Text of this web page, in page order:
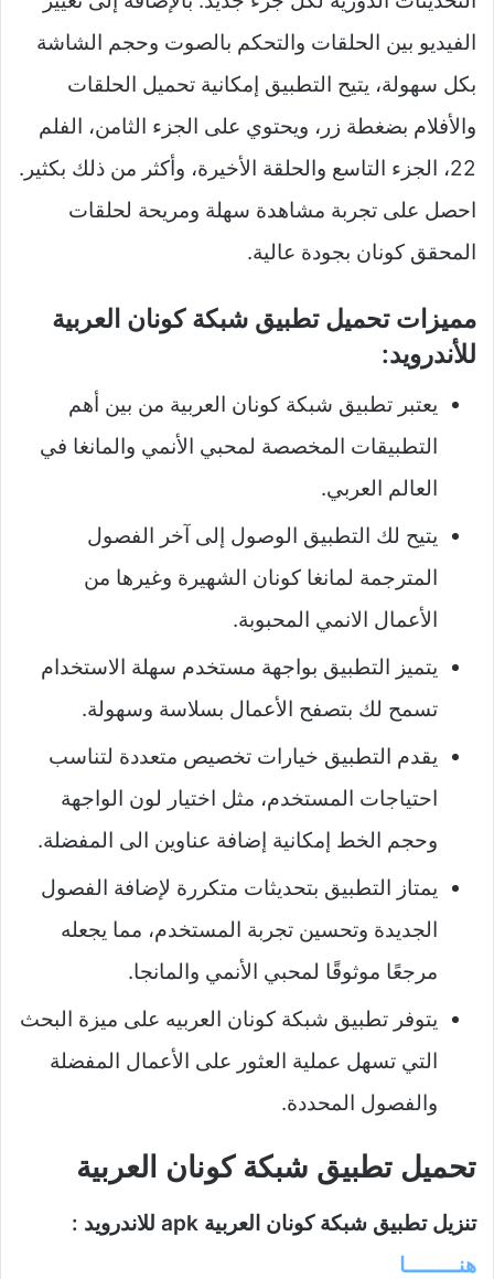
الفيديو بين الحلقات والتحكم بالصوت وحجم الشاشة
بكل سهولة، يتيح التطبيق إمكانية تحميل الحلقات
والأفلام بضغطة زر، ويحتوي على الجزء الثامن، الفلم
22، الجزء التاسع والحلقة الأخيرة، وأكثر من ذلك بكثير.
احصل على تجربة مشاهدة سهلة ومريحة لحلقات
المحقق كونان بجودة عالية.
مميزات تحميل تطبيق شبكة كونان العربية
للأندرويد:
يعتبر تطبيق شبكة كونان العربية من بين أهم
التطبيقات المخصصة لمحبي الأنمي والمانغا في
العالم العربي.
يتيح لك التطبيق الوصول إلى آخر الفصول
المترجمة لمانغا كونان الشهيرة وغيرها من
الأعمال الانمي المحبوبة.
يتميز التطبيق بواجهة مستخدم سهلة الاستخدام
تسمح لك بتصفح الأعمال بسلاسة وسهولة.
يقدم التطبيق خيارات تخصيص متعددة لتناسب
احتياجات المستخدم، مثل اختيار لون الواجهة
وحجم الخط إمكانية إضافة عناوين الى المفضلة.
يمتاز التطبيق بتحديثات متكررة لإضافة الفصول
الجديدة وتحسين تجربة المستخدم، مما يجعله
مرجعًا موثوقًا لمحبي الأنمي والمانجا.
يتوفر تطبيق شبكة كونان العربيه على ميزة البحث
التي تسهل عملية العثور على الأعمال المفضلة
والفصول المحددة.
تحميل تطبيق شبكة كونان العربية
تنزيل تطبيق شبكة كونان العربية apk للاندرويد :
هنــــــــا